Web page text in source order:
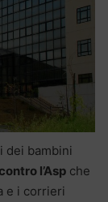
dei bambini
l’Asp che
e i corrieri